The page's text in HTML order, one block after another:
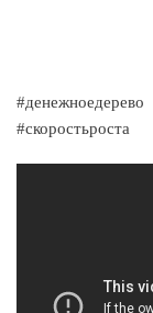
#скоростьроста